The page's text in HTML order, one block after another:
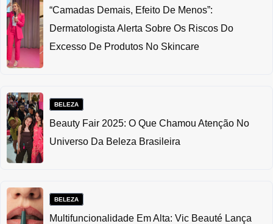
“Camadas Demais, Efeito De Menos”:
Dermatologista Alerta Sobre Os Riscos Do
Excesso De Produtos No Skincare
BELEZA
Beauty Fair 2025: O Que Chamou Atenção No
Universo Da Beleza Brasileira
BELEZA
Multifuncionalidade Em Alta: Vic Beauté Lança